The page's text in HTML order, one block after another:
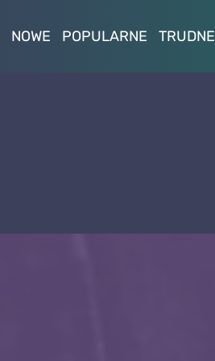
NOWE POPULARNE TRUDNE